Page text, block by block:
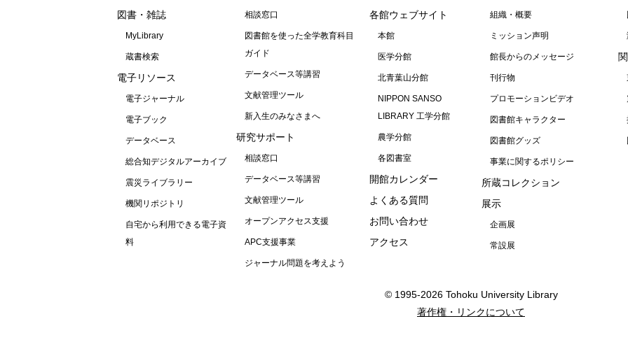
図書・雑誌
MyLibrary
蔵書検索
電子リソース
電子ジャーナル
電子ブック
データベース
総合知デジタルアーカイブ
震災ライブラリー
機関リポジトリ
自宅から利用できる電子資
料
相談窓口
図書館を使った全学教育科目
ガイド
データベース等講習
文献管理ツール
新入生のみなさまへ
研究サポート
相談窓口
データベース等講習
文献管理ツール
オープンアクセス支援
APC支援事業
ジャーナル問題を考えよう
各館ウェブサイト
本館
医学分館
北青葉山分館
NIPPON SANSO
LIBRARY 工学分館
農学分館
各図書室
開館カレンダー
よくある質問
お問い合わせ
アクセス
組織・概要
ミッション声明
館長からのメッセージ
刊行物
プロモーションビデオ
図書館キャラクター
図書館グッズ
事業に関するポリシー
所蔵コレクション
展示
企画展
常設展
© 1995-2026 Tohoku University Library
著作権・リンクについて